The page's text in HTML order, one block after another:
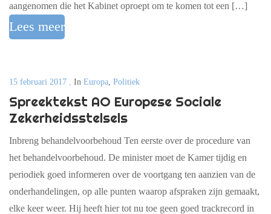
aangenomen die het Kabinet oproept om te komen tot een […]
Lees meer
15 februari 2017 , In Europa, Politiek
Spreektekst AO Europese Sociale
Zekerheidsstelsels
Inbreng behandelvoorbehoud Ten eerste over de procedure van
het behandelvoorbehoud. De minister moet de Kamer tijdig en
periodiek goed informeren over de voortgang ten aanzien van de
onderhandelingen, op alle punten waarop afspraken zijn gemaakt,
elke keer weer. Hij heeft hier tot nu toe geen goed trackrecord in